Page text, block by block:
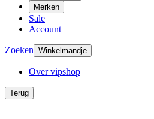
Merken
Sale
Account
Zoeken Winkelmandje
Over vipshop
Terug